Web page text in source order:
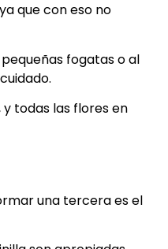
que con eso no
fogatas o al
y todas las flores en
una tercera es el